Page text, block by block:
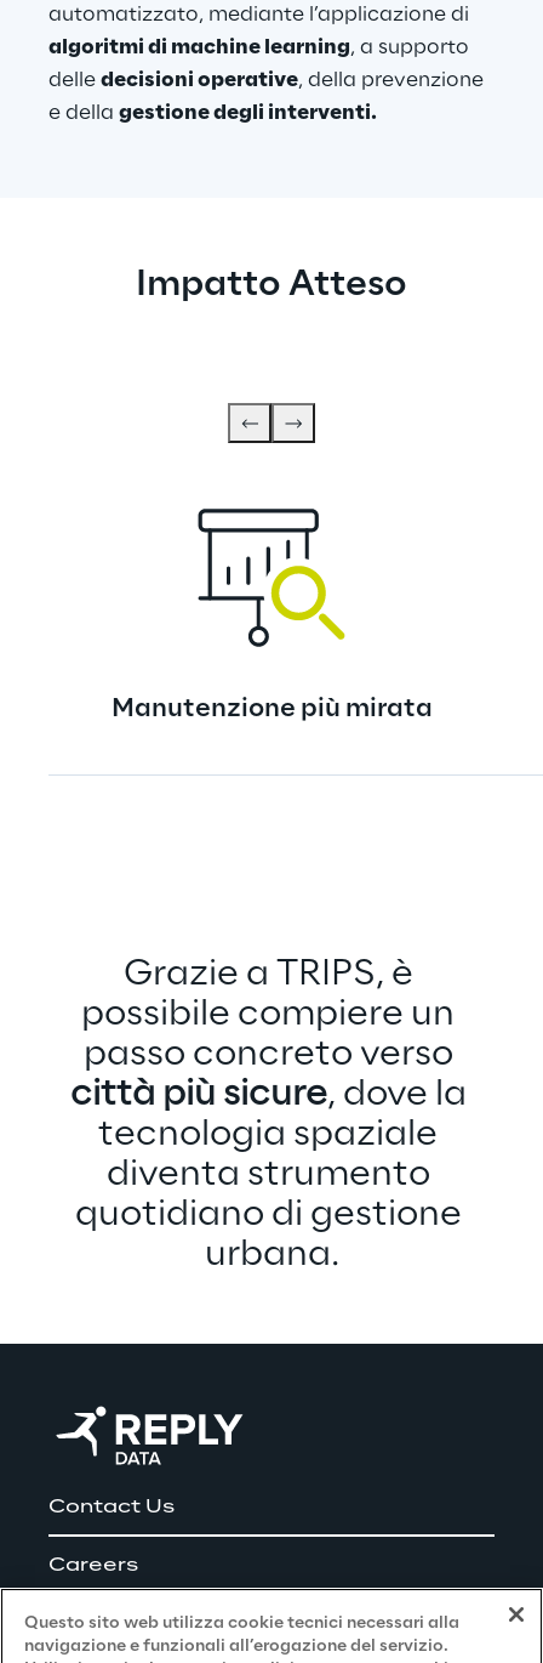
automatizzato, mediante l’applicazione di
algoritmi di machine learning, a supporto
delle decisioni operative, della prevenzione
e della gestione degli interventi.
Impatto Atteso
Manutenzione più mirata
Grazie a TRIPS, è
possibile compiere un
passo concreto verso
città più sicure, dove la
tecnologia spaziale
diventa strumento
quotidiano di gestione
urbana.
Contact Us
Careers
Questo sito web utilizza cookie tecnici necessari alla
navigazione e funzionali all’erogazione del servizio.